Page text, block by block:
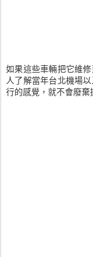
如果這些車輛把它維
人了解當年台北機場
行的感覺，就不會廢棄